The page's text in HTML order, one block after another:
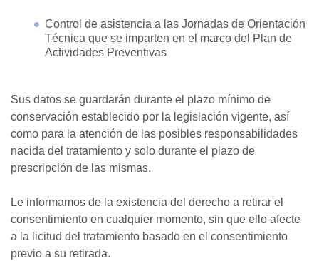
Control de asistencia a las Jornadas de Orientación
Técnica que se imparten en el marco del Plan de
Actividades Preventivas
Sus datos se guardarán durante el plazo mínimo de
conservación establecido por la legislación vigente, así
como para la atención de las posibles responsabilidades
nacida del tratamiento y solo durante el plazo de
prescripción de las mismas.
Le informamos de la existencia del derecho a retirar el
consentimiento en cualquier momento, sin que ello afecte
a la licitud del tratamiento basado en el consentimiento
previo a su retirada.